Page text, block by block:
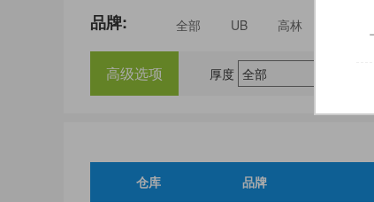
品牌: 全部 UB 高林
三威
建瓯福人
高级选项 厚度
仓库 品牌